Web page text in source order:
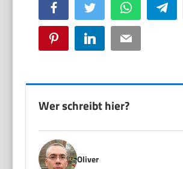
Facebook Twitter WhatsApp
Pinterest LinkedIn Email
Wer schreibt hier?
Oliver